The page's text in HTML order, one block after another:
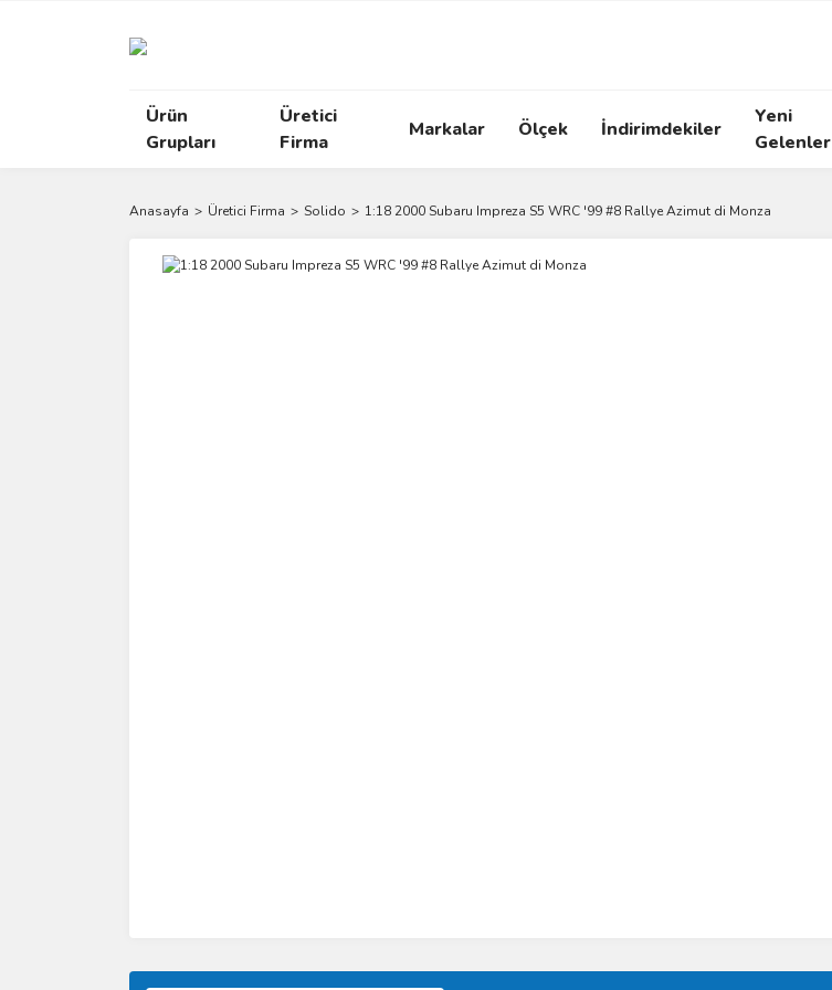
Ürün
Grupları
Üretici
Firma
Markalar Ölçek İndirimdekiler
Yeni
Gelenler
Anasayfa Üretici Firma Solido 1:18 2000 Subaru Impreza S5 WRC '99 #8 Rallye Azimut di Monza